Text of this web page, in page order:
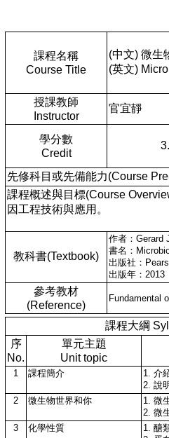
課程名稱
Course Title
(中文) 微生
(英文)
授課教師
Instructor
官宜靜
學分數
Credit
先修科目或先備能力(Course
課程概述與目標(Course
因工程技術與應用。
教科書(Textbook)
作者：Gerard
書名：
出版社：
出版年：2013
參考教材
(Reference)
Fundamental
課程大綱
序
No.
單元主題
Unit topic
1 課程簡介
1. 介
2. 說
2
微生物世界和你
1. 微
2. 微
3
化學性質
1. 醣